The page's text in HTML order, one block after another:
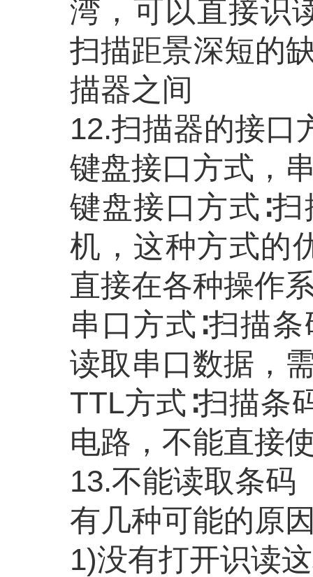
湾，可以直接识
扫描距景深短的
描器之间
12.扫描器的接口
键盘接口方式，
键盘接口方式 ∶
机，这种方式的
直接在各种操作
串口方式 ∶扫描
读取串口数据，
TTL方式∶扫描条
电路，不能直接
13.不能读取条码
有几种可能的原
1)没有打开识读